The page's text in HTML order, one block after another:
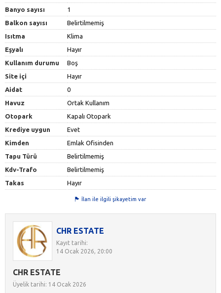
Banyo sayısı
1
Balkon sayısı
Belirtilmemiş
Isıtma
Klima
Eşyalı
Hayır
Kullanım durumu
Boş
Site içi
Hayır
Aidat
0
Havuz
Ortak Kullanım
Otopark
Kapalı Otopark
Krediye uygun
Evet
Kimden
Emlak Ofisinden
Tapu Türü
Belirtilmemiş
Kdv-Trafo
Belirtilmemiş
Takas
Hayır
İlan ile ilgili şikayetim var
CHR ESTATE
Kayıt tarihi:
14 Ocak 2026, 20:00
CHR ESTATE
Üyelik tarihi: 14 Ocak 2026